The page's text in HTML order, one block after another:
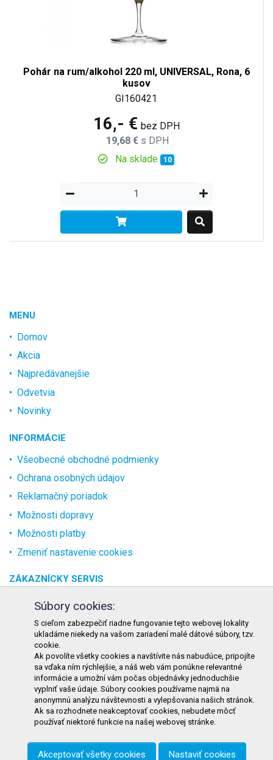
Pohár na rum/alkohol 220 ml, UNIVERSAL, Rona, 6
kusov
GI160421
16,- € bez DPH
19,68 € s DPH
Na sklade
10
MENU
Domov
Akcia
Najpredávanejšie
Odvetvia
Novinky
INFORMÁCIE
Všeobecné obchodné podmienky
Ochrana osobných údajov
Reklamačný poriadok
Možnosti dopravy
Možnosti platby
Zmeniť nastavenie cookies
ZÁKAZNÍCKY SERVIS
O spoločnosti
Kontakt
Odstúpenie od zmluvy online
KONTAKT
TURON GASTRO s.r.o.
Starohorského 4328/3
031 01 Liptovský Mikuláš
Slovenská republika
Súbory cookies:
S cieľom zabezpečiť riadne fungovanie tejto webovej lokality
ukladáme niekedy na vašom zariadení malé dátové súbory, tzv.
cookie.
Ak povolíte všetky cookies a navštívite nás nabudúce, pripojíte
sa vďaka ním rýchlejšie, a náš web vám ponúkne relevantné
informácie a umožní vám počas objednávky jednoduchšie
vyplniť vaše údaje. Súbory cookies používame najmä na
anonymnú analýzu návštevnosti a vylepšovania našich stránok.
Ak sa rozhodnete neakceptovať cookies, nebudete môcť
používať niektoré funkcie na našej webovej stránke.
Akceptovať všetky cookies Nastaviť cookies